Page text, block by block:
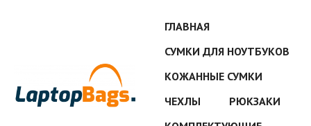
ГЛАВНАЯ
СУМКИ ДЛЯ НОУТБУКОВ
КОЖАННЫЕ СУМКИ
ЧЕХЛЫ
РЮКЗАКИ